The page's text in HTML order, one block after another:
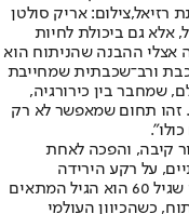
רזיאל,צילום: אריק סולטן
גם ביכולת לחיות
אצלי ההבנה שהניתוח הוא
ורב־שכבתית שמחייבת
שמחבר בין כירורגיה,
זהו תחום שמאפשר לא רק
כ־5,000 ניתוחי קיצור קיבה, והפכה לאחת
על רקע הירידה
המתמשכת בביקוש לניתוחים, "אמרתי לעצמי שגיל 60 הוא הגיל המתאים
כשהכיוון העולמי